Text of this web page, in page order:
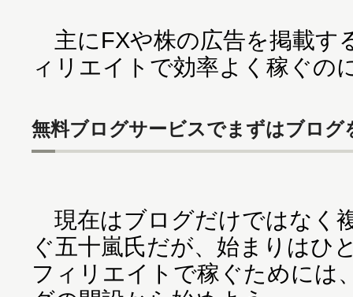
主にFXや株の広告を掲載す
ィリエイトで効率よく稼ぐの
無料ブログサービスでまずはブログ
現在はブログだけではなく
ぐ五十嵐氏だが、始まりはひ
フィリエイトで稼ぐためには